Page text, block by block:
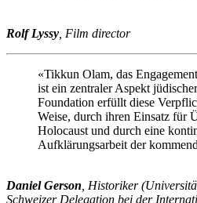
Rolf Lyssy , Film director
«Tikkun Olam, das
ist ein zentraler Aspekt
Foundation erfüllt diese
Weise, durch ihren Einsatz für
Holocaust und durch eine
Aufklärungsarbeit der
Daniel Gerson , Historiker
Schweizer Delegation bei der